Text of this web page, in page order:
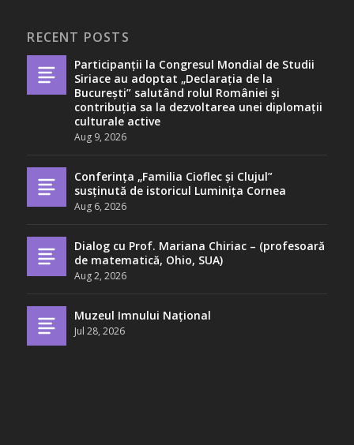
RECENT POSTS
Participanții la Congresul Mondial de Studii
Siriace au adoptat „Declarația de la
București” salutând rolul României și
contribuția sa la dezvoltarea unei diplomații
culturale active
Aug 9, 2026
Conferința „Familia Cioflec și Clujul”
susținută de istoricul Luminița Cornea
Aug 6, 2026
Dialog cu Prof. Mariana Chiriac – (profesoară
de matematică, Ohio, SUA)
Aug 2, 2026
Muzeul Imnului Național
Jul 28, 2026